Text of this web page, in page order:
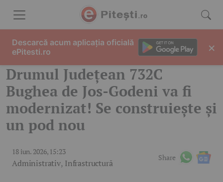
Drumul Județean 732C
Bughea de Jos-Godeni va fi
modernizat! Se construiește și
un pod nou
18 iun. 2026, 15:23
Administrativ, Infrastructură
Share
Descarcă acum aplicația oficială
ePitesti.ro
×